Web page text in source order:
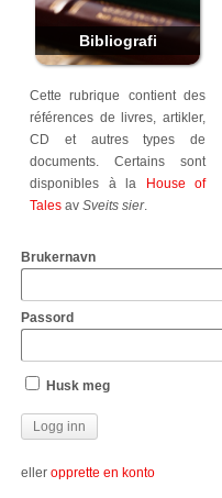
Bibliografi
Cette rubrique contient des
références de livres, artikler,
CD et autres types de
documents. Certains sont
disponibles à la
House of
Tales av Sveits sier.
Brukernavn
Passord
Husk meg
eller opprette en konto